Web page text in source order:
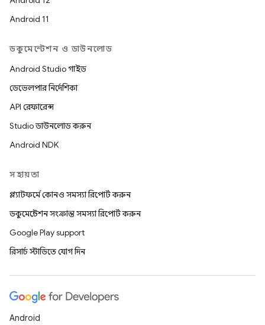
Android 11
ডকুমেন্টেশন ও ডাউনলোড
Android Studio গাইড
ডেভেলপার নির্দেশিকা
API রেফারেন্স
Studio ডাউনলোড করুন
Android NDK
সহায়তা
প্ল্যাটফর্মে কোনও সমস্যা রিপোর্ট করুন
ডকুমেন্টেশন সংক্রান্ত সমস্যা রিপোর্ট করুন
Google Play support
রিসার্চ স্টাডিতে যোগ দিন
Android